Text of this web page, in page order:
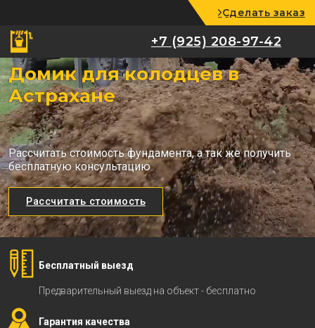
+7 (925) 208-97-42
Сделать заказ
+7 (925) 208-97-42
Домик для колодцев в
Астрахане
Рассчитать стоимость фундамента, а так же получить
бесплатную консультацию
Рассчитать стоимость
Бесплатный выезд
Предварительный выезд на объект - бесплатно
Гарантия качества